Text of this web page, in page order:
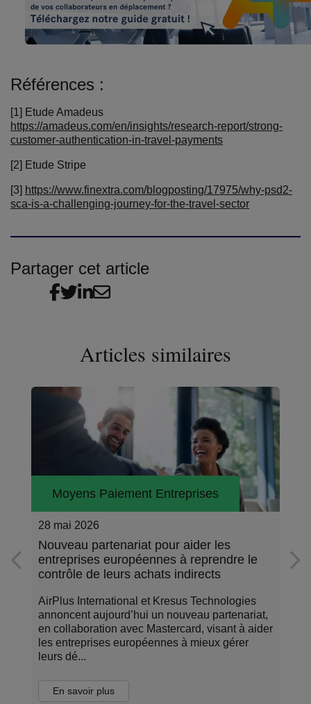
Références :
[1] Etude Amadeus
https://amadeus.com/en/insights/research-report/strong-
customer-authentication-in-travel-payments
[2] Etude Stripe
[3] https://www.finextra.com/blogposting/17975/why-psd2-
sca-is-a-challenging-journey-for-the-travel-sector
Partager cet article
Articles similaires
Moyens Paiement Entreprises
28 mai 2026
Nouveau partenariat pour aider les
entreprises européennes à reprendre le
contrôle de leurs achats indirects
AirPlus International et Kresus Technologies
annoncent aujourd’hui un nouveau partenariat,
en collaboration avec Mastercard, visant à aider
les entreprises européennes à mieux gérer
leurs dé...
En savoir plus